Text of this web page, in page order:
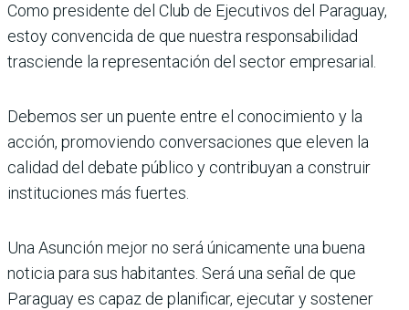
Como presidente del Club de Ejecutivos del Paraguay,
estoy convencida de que nuestra responsabilidad
trasciende la representación del sector empresarial.
Debemos ser un puente entre el conocimiento y la
acción, promoviendo conversaciones que eleven la
calidad del debate público y contribuyan a construir
instituciones más fuertes.
Una Asunción mejor no será únicamente una buena
noticia para sus habitantes. Será una señal de que
Paraguay es capaz de planificar, ejecutar y sostener